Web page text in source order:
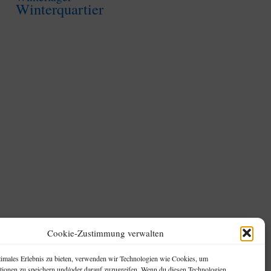
Cookie-Zustimmung verwalten
Erlebnis zu bieten, verwenden wir Technologien wie Cookies, um
Winterquartier
Urlaub Sommer 2022, mit Nessy!